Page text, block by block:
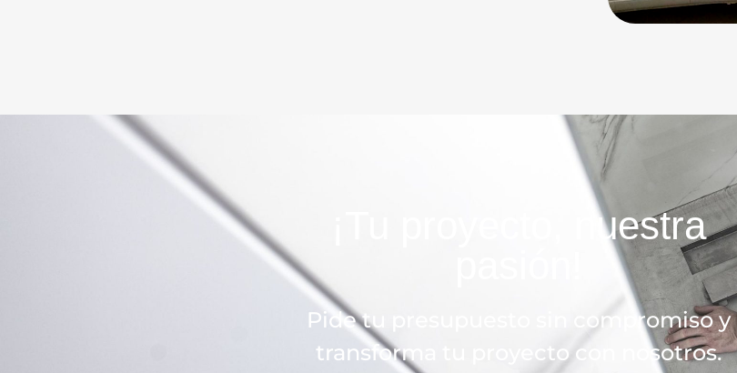
¡Tu proyecto, nuestra
Pide tu presupuesto sin compromiso y
transforma tu proyecto con nosotros.